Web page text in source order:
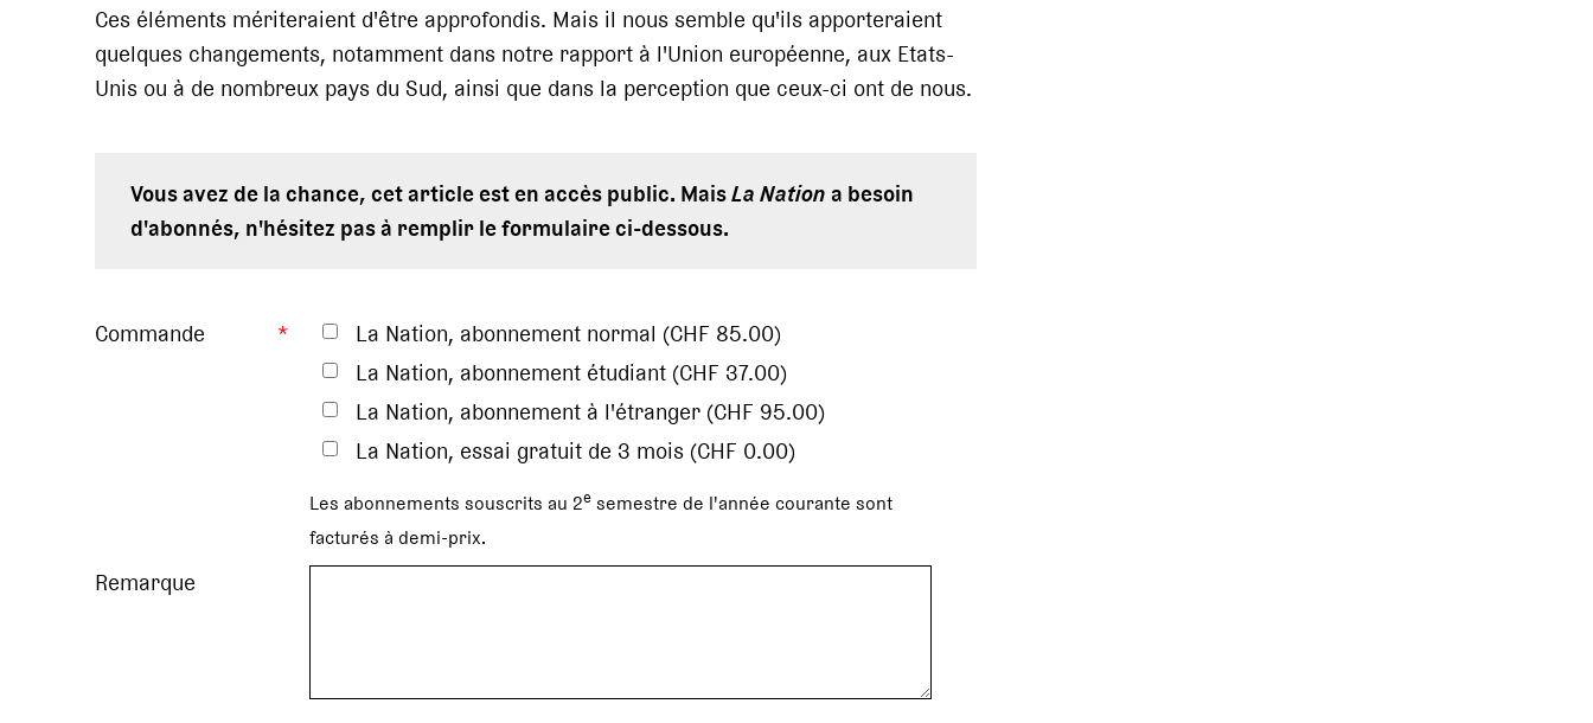
Ces éléments mériteraient d'être approfondis. Mais il nous semble qu'ils apporteraient
quelques changements, notamment dans notre rapport à l'Union européenne, aux Etats-
Unis ou à de nombreux pays du Sud, ainsi que dans la perception que ceux-ci ont de nous.
Vous avez de la chance, cet article est en accès public. MaisLa Nationa besoin
d'abonnés, n'hésitez pas à remplir le formulaire ci-dessous.
Commande *
La Nation, abonnement normal (CHF 85.00)
La Nation, abonnement étudiant (CHF 37.00)
La Nation, abonnement à l'étranger (CHF 95.00)
La Nation, essai gratuit de 3 mois (CHF 0.00)
Les abonnements souscrits au 2e semestre de l'année courante sont
facturés à demi-prix.
Remarque